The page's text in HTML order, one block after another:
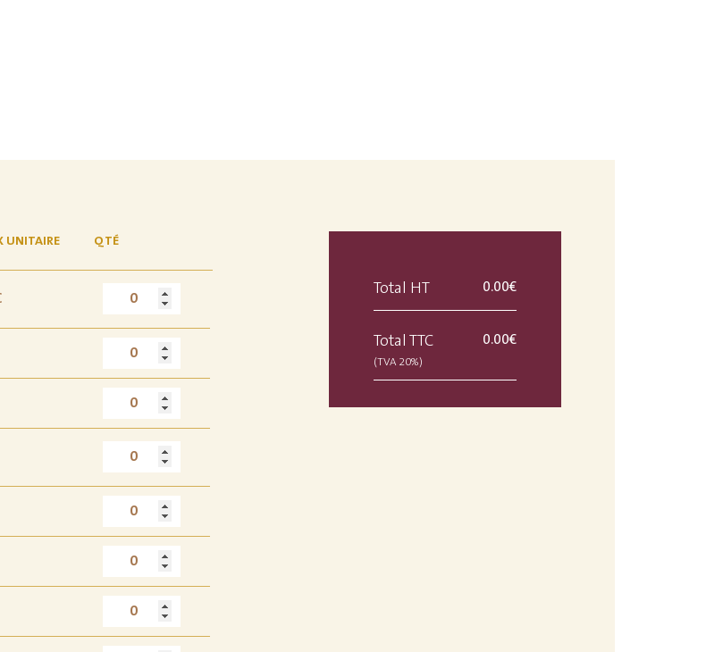
UNITAIRE QTÉ
Total HT 0.00€
Total TTC
(TVA 20%)
0.00€